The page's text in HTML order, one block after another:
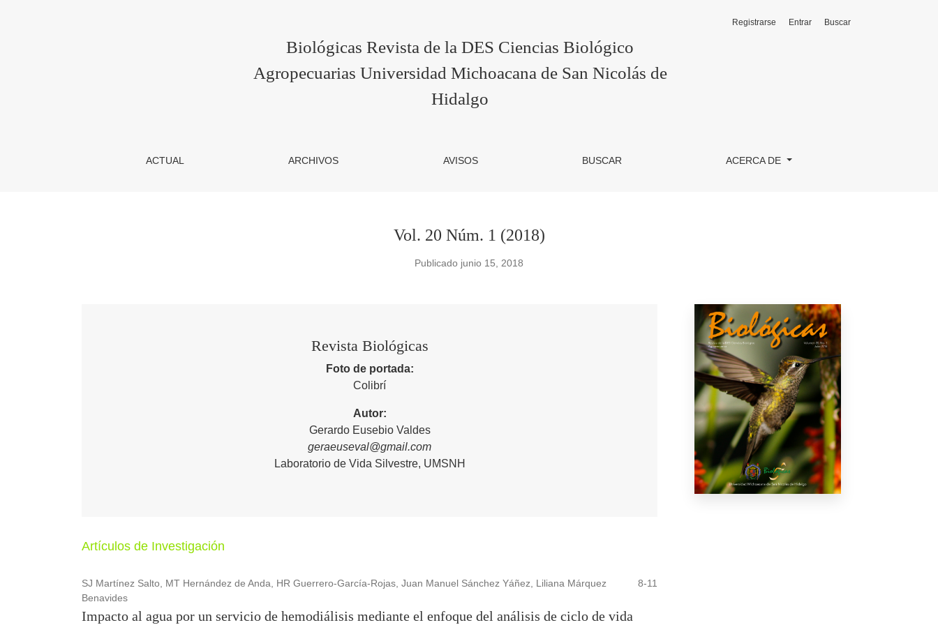
Biológicas Revista de la DES Ciencias Biológico
Agropecuarias Universidad Michoacana de San Nicolás de
Hidalgo
ACTUAL ARCHIVOS AVISOS BUSCAR ACERCA DE
Registrarse Entrar Buscar
Vol. 20 Núm. 1 (2018)
Publicado junio 15, 2018
Revista Biológicas
Foto de portada:
Colibrí
Autor:
Gerardo Eusebio Valdes
geraeuseval@gmail.com
Laboratorio de Vida Silvestre, UMSNH
Artículos de Investigación
SJ Martínez Salto, MT Hernández de Anda, HR Guerrero-García-Rojas, Juan Manuel Sánchez Yáñez, Liliana Márquez
Benavides
8-11
Impacto al agua por un servicio de hemodiálisis mediante el enfoque del análisis de ciclo de vida